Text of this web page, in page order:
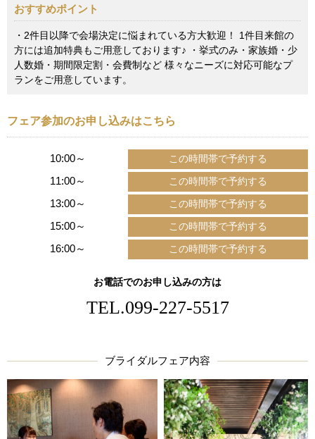
おすすめポイント
・2件目以降で会場決定に悩まれている方大歓迎！ 1件目来館の
方には追加特典もご用意しております♪ ・挙式のみ・家族婚・少
人数婚・期間限定割・会費制など 様々なニーズに対応可能なプ
ランをご用意しています。
フェア参加のお申し込みはこちら
10:00～
11:00～
13:00～
15:00～
16:00～
お電話でのお申し込みの方は
TEL.099-227-5517
ブライダルフェア内容